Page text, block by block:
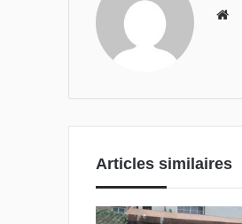
Articles similaires